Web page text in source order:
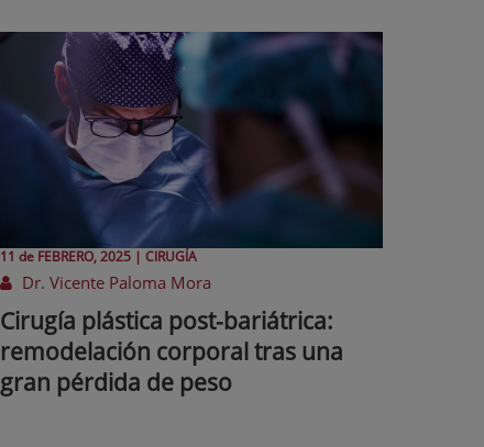
11 de FEBRERO, 2025 | CIRUGÍA
Dr. Vicente Paloma Mora
Cirugía plástica post-bariátrica:
remodelación corporal tras una
gran pérdida de peso